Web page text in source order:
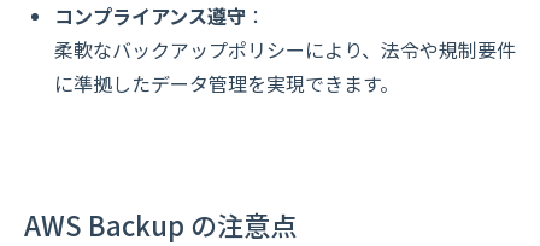
コンプライアンス遵守 ：
柔軟なバックアップポリシーにより、法令や規制要件
に準拠したデータ管理を実現できます。
AWS Backup の注意点